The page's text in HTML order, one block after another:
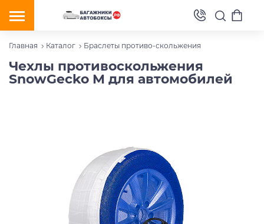
Главная Каталог Браслеты противо-скольжения
Чехлы противоскольжения
SnowGecko M для автомобилей